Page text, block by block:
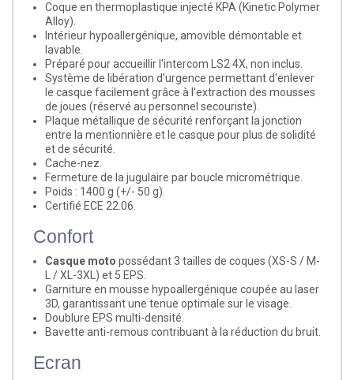
Coque en thermoplastique injecté KPA (Kinetic Polymer
Alloy).
Intérieur hypoallergénique, amovible démontable et
lavable.
Préparé pour accueillir l'intercom LS2 4X, non inclus.
Système de libération d'urgence permettant d'enlever
le casque facilement grâce à l'extraction des mousses
de joues (réservé au personnel secouriste).
Plaque métallique de sécurité renforçant la jonction
entre la mentionnière et le casque pour plus de solidité
et de sécurité.
Cache-nez.
Fermeture de la jugulaire par boucle micrométrique.
Poids : 1400 g (+/- 50 g).
Certifié ECE 22.06.
Confort
Casque moto possédant 3 tailles de coques (XS-S / M-
L / XL-3XL) et 5 EPS.
Garniture en mousse hypoallergénique coupée au laser
3D, garantissant une tenue optimale sur le visage.
Doublure EPS multi-densité.
Bavette anti-remous contribuant à la réduction du bruit.
Ecran